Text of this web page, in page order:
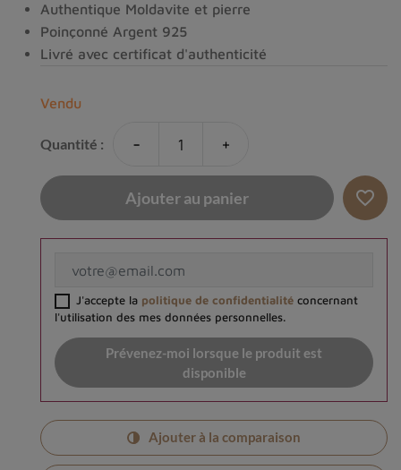
Authentique Moldavite et pierre
Poinçonné Argent 925
Livré avec certificat d'authenticité
Vendu
Quantité : - +
Ajouter au panier favorite_border
J'accepte la politique de confidentialitéconcernant
l'utilisation des mes données personnelles.
Prévenez-moi lorsque le produit est
disponible
Ajouter à la comparaison